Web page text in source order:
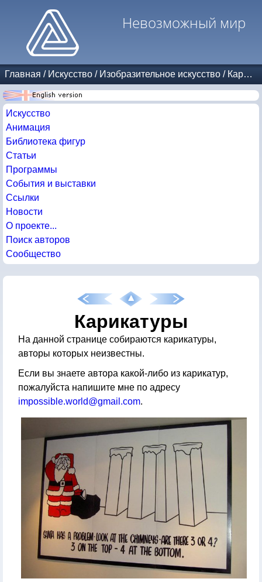
Невозможный мир
Главная / Искусство / Изобразительное искусство / Карикатуры
Искусство
Анимация
Библиотека фигур
Статьи
Программы
События и выставки
Ссылки
Новости
О проекте...
Поиск авторов
Сообщество
Карикатуры
На данной странице собираются карикатуры,
авторы которых неизвестны.
Если вы знаете автора какой-либо из карикатур,
пожалуйста напишите мне по адресу
impossible.world@gmail.com.